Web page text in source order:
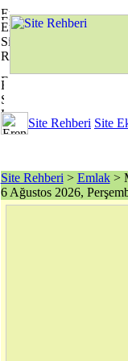
Site Rehberi Site
Site Rehberi > Emlak>
6 Ağustos 2026,